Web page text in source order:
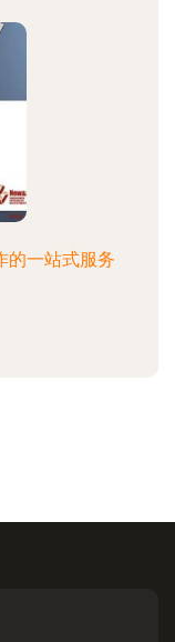
的一站式服务